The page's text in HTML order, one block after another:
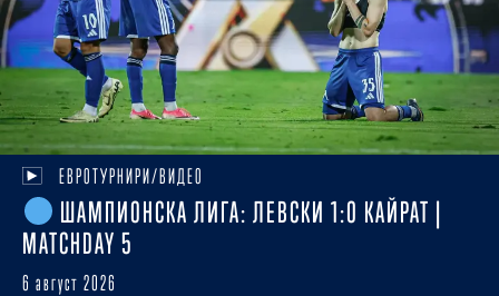
ЕВРОТУРНИРИ/ВИДЕО
ШАМПИОНСКА ЛИГА: ЛЕВСКИ 1:0 КАЙРАТ |
MATCHDAY 5
6 август 2026